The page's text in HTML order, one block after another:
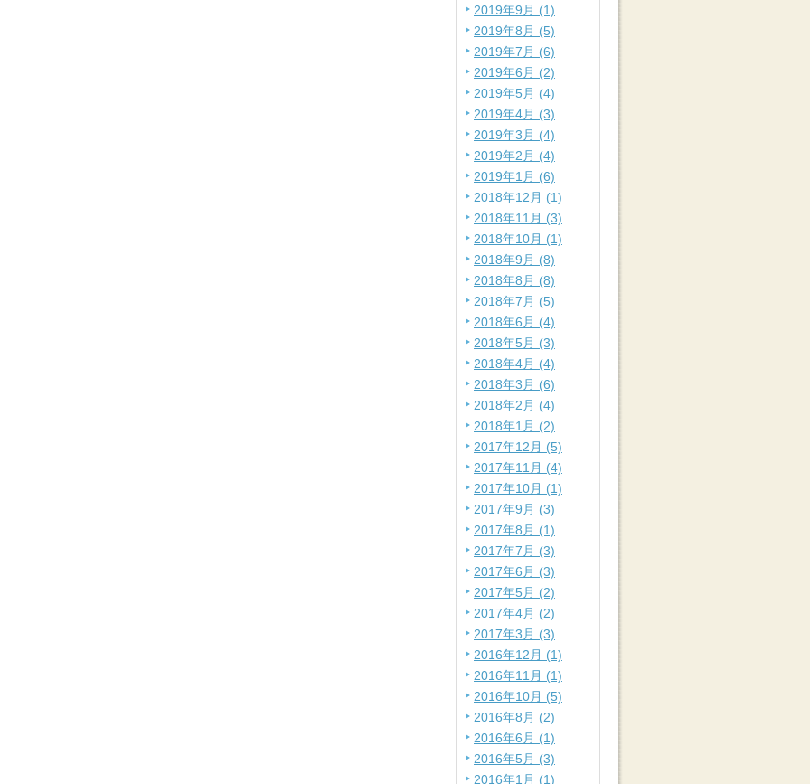
2019年9月 (1)
2019年8月 (5)
2019年7月 (6)
2019年6月 (2)
2019年5月 (4)
2019年4月 (3)
2019年3月 (4)
2019年2月 (4)
2019年1月 (6)
2018年12月 (1)
2018年11月 (3)
2018年10月 (1)
2018年9月 (8)
2018年8月 (8)
2018年7月 (5)
2018年6月 (4)
2018年5月 (3)
2018年4月 (4)
2018年3月 (6)
2018年2月 (4)
2018年1月 (2)
2017年12月 (5)
2017年11月 (4)
2017年10月 (1)
2017年9月 (3)
2017年8月 (1)
2017年7月 (3)
2017年6月 (3)
2017年5月 (2)
2017年4月 (2)
2017年3月 (3)
2016年12月 (1)
2016年11月 (1)
2016年10月 (5)
2016年8月 (2)
2016年6月 (1)
2016年5月 (3)
2016年1月 (1)